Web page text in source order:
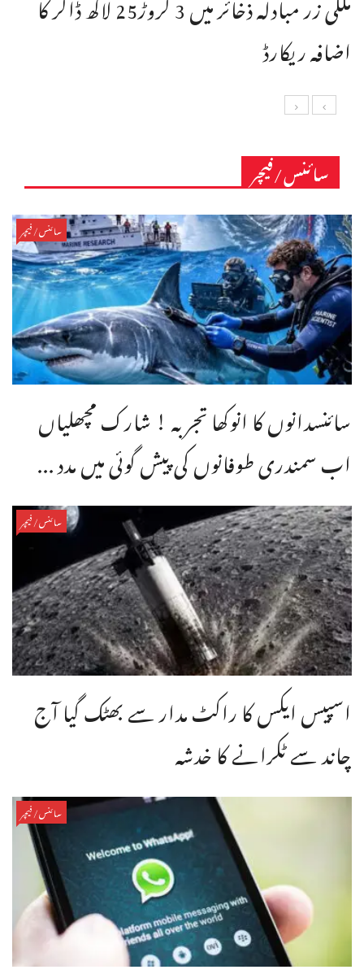
اضافہ ریکارڈ
سائنس/فیچر
سائنس/فیچر
سائنسدانوں کا انوکھا تجربہ ! شارک مچھلیاں
اب سمندری طوفانوں کی پیش گوئی میں مدد ...
سائنس/فیچر
اسپیس ایکس کا راکٹ مدار سے بھٹک گیا آج
چاند سے ٹکرانے کا خدشہ
سائنس/فیچر